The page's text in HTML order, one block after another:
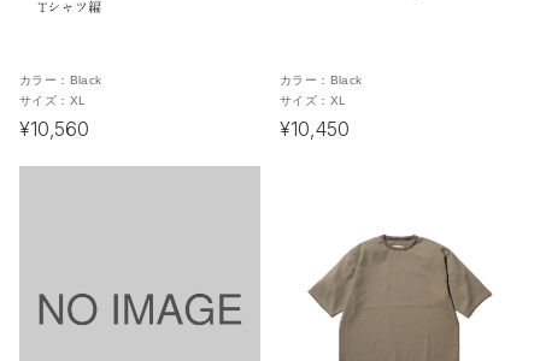
カラー： Black
サイズ： XL
¥10,560
カラー： Black
サイズ： XL
¥10,450